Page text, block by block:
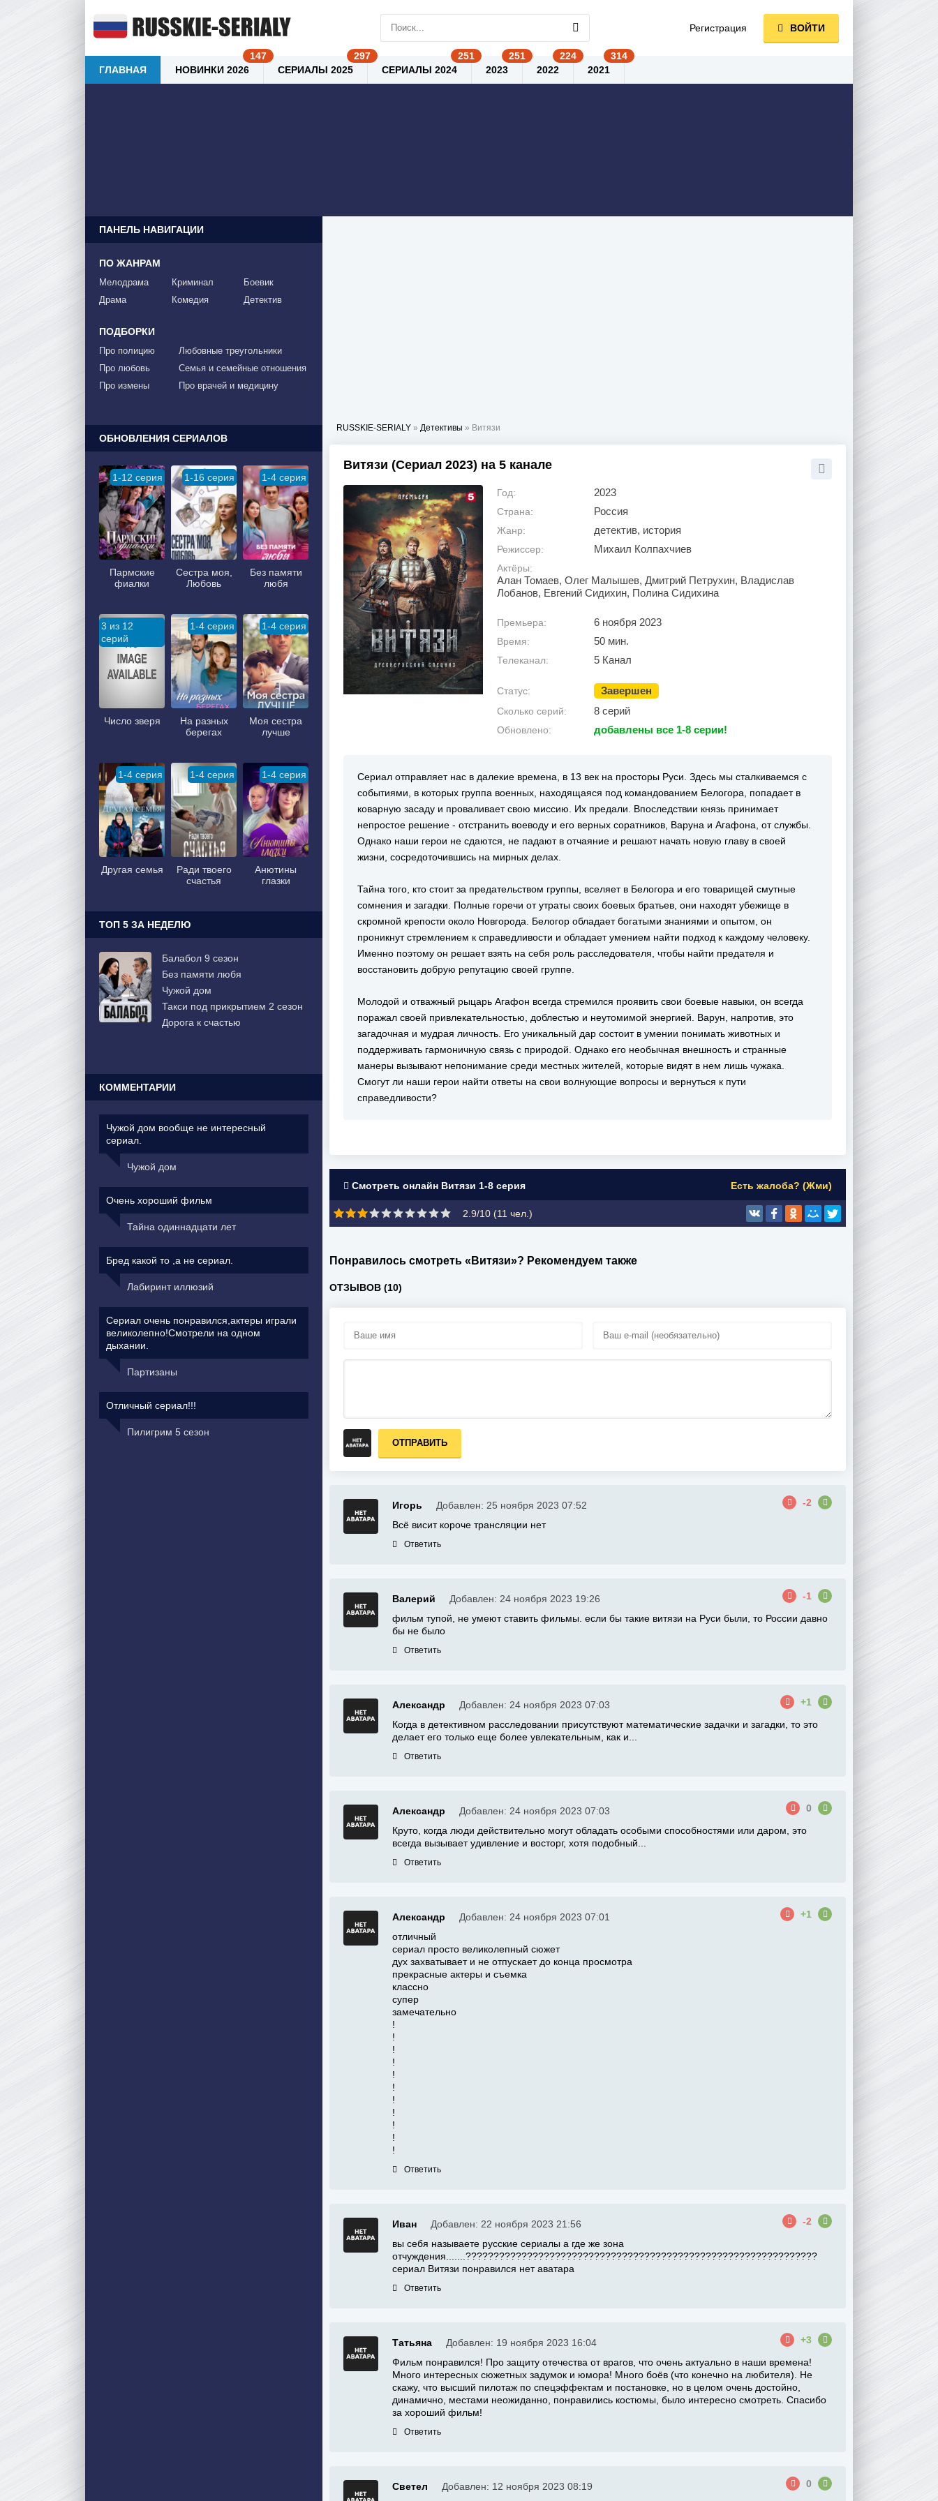
RUSSKIE-SERIALY » Детективы » Витязи
Витязи (Сериал 2023) на 5 канале
Год: 2023
Страна: Россия
Жанр: детектив, история
Режиссер: Михаил Колпахчиев
Актёры:
Алан Томаев, Олег Малышев, Дмитрий Петрухин, Владислав
Лобанов, Евгений Сидихин, Полина Сидихина
Премьера: 6 ноября 2023
Время: 50 мин.
Телеканал: 5 Канал
Статус: Завершен
Сколько серий: 8 серий
Обновлено: добавлены все 1-8 серии!
Сериал отправляет нас в далекие времена, в 13 век на просторы Руси. Здесь мы сталкиваемся с
событиями, в которых группа военных, находящаяся под командованием Белогора, попадает в
коварную засаду и проваливает свою миссию. Их предали. Впоследствии князь принимает
непростое решение - отстранить воеводу и его верных соратников, Варуна и Агафона, от службы.
Однако наши герои не сдаются, не падают в отчаяние и решают начать новую главу в своей
жизни, сосредоточившись на мирных делах.
Тайна того, кто стоит за предательством группы, вселяет в Белогора и его товарищей смутные
сомнения и загадки. Полные горечи от утраты своих боевых братьев, они находят убежище в
скромной крепости около Новгорода. Белогор обладает богатыми знаниями и опытом, он
проникнут стремлением к справедливости и обладает умением найти подход к каждому человеку.
Именно поэтому он решает взять на себя роль расследователя, чтобы найти предателя и
восстановить добрую репутацию своей группе.
Молодой и отважный рыцарь Агафон всегда стремился проявить свои боевые навыки, он всегда
поражал своей привлекательностью, доблестью и неутомимой энергией. Варун, напротив, это
загадочная и мудрая личность. Его уникальный дар состоит в умении понимать животных и
поддерживать гармоничную связь с природой. Однако его необычная внешность и странные
манеры вызывают непонимание среди местных жителей, которые видят в нем лишь чужака.
Смогут ли наши герои найти ответы на свои волнующие вопросы и вернуться к пути
справедливости?
Смотреть онлайн Витязи 1-8 серия Есть жалоба? (Жми)
2.9/10 (11 чел.)
Понравилось смотреть «Витязи»? Рекомендуем также
ОТЗЫВОВ (10)
ОТПРАВИТЬ
Игорь Добавлен: 25 ноября 2023 07:52
-2
Всё висит короче трансляции нет
Ответить
Валерий Добавлен: 24 ноября 2023 19:26
-1
фильм тупой, не умеют ставить фильмы. если бы такие витязи на Руси были, то России давно
бы не было
Ответить
Александр Добавлен: 24 ноября 2023 07:03
+1
Когда в детективном расследовании присутствуют математические задачки и загадки, то это
делает его только еще более увлекательным, как и...
Ответить
Александр Добавлен: 24 ноября 2023 07:03
0
Круто, когда люди действительно могут обладать особыми способностями или даром, это
всегда вызывает удивление и восторг, хотя подобный...
Ответить
Александр Добавлен: 24 ноября 2023 07:01
+1
отличный
сериал просто великолепный сюжет
дух захватывает и не отпускает до конца просмотра
прекрасные актеры и съемка
классно
супер
замечательно
!
!
!
!
!
!
!
!
!
!
!
Ответить
Иван Добавлен: 22 ноября 2023 21:56
-2
вы себя называете русские сериалы а где же зона
отчуждения.......???????????????????????????????????????????????????????????????
сериал Витязи понравился нет аватара
Ответить
Татьяна Добавлен: 19 ноября 2023 16:04
+3
Фильм понравился! Про защиту отечества от врагов, что очень актуально в наши времена!
Много интересных сюжетных задумок и юмора! Много боёв (что конечно на любителя). Не
скажу, что высший пилотаж по спецэффектам и постановке, но в целом очень достойно,
динамично, местами неожиданно, понравились костюмы, было интересно смотреть. Спасибо
за хороший фильм!
Ответить
Светел Добавлен: 12 ноября 2023 08:19
0
ПАНЕЛЬ НАВИГАЦИИ
ПО ЖАНРАМ
Мелодрама
Драма
Криминал
Комедия
Боевик
Детектив
ПОДБОРКИ
Про полицию
Про любовь
Про измены
Любовные треугольники
Семья и семейные отношения
Про врачей и медицину
ОБНОВЛЕНИЯ СЕРИАЛОВ
1-12 серия
Пармские
фиалки
1-16 серия
Сестра моя,
Любовь
1-4 серия
Без памяти
любя
3 из 12
серий
Число зверя
1-4 серия
На разных
берегах
1-4 серия
Моя сестра
лучше
1-4 серия
Другая семья
1-4 серия
Ради твоего
счастья
1-4 серия
Анютины
глазки
ТОП 5 ЗА НЕДЕЛЮ
Балабол 9 сезон
Без памяти любя
Чужой дом
Такси под прикрытием 2 сезон
Дорога к счастью
КОММЕНТАРИИ
Чужой дом вообще не интересный
сериал.
Чужой дом
Очень хороший фильм
Тайна одиннадцати лет
Бред какой то ,а не сериал.
Лабиринт иллюзий
Сериал очень понравился,актеры играли
великолепно!Смотрели на одном
дыхании.
Партизаны
Отличный сериал!!!
Пилигрим 5 сезон
Регистрация ВОЙТИ
ГЛАВНАЯ НОВИНКИ 2026 СЕРИАЛЫ 2025 СЕРИАЛЫ 2024 2023 2022 2021